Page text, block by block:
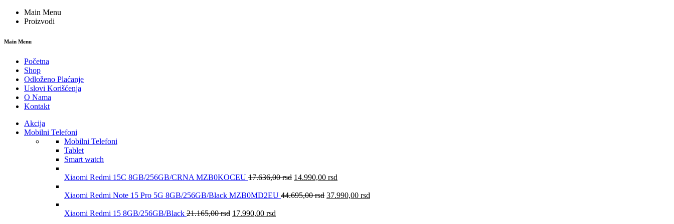
Main Menu
Proizvodi
Main Menu
Početna
Shop
Odloženo Plaćanje
Uslovi Korišćenja
O Nama
Kontakt
Akcija
Mobilni Telefoni
Mobilni Telefoni
Tablet
Smart watch
Xiaomi Redmi 15C 8GB/256GB/CRNA MZB0KOCEU 17.636,00rsd 14.990,00 rsd
Xiaomi Redmi Note 15 Pro 5G 8GB/256GB/Black MZB0MD2EU 44.695,00rsd 37.990,00 rsd
Xiaomi Redmi 15 8GB/256GB/Black 21.165,00rsd 17.990,00 rsd